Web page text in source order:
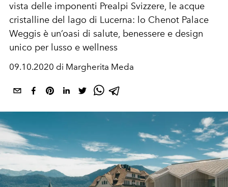
vista delle imponenti Prealpi Svizzere, le acque
cristalline del lago di Lucerna: lo Chenot Palace
Weggis è un’oasi di salute, benessere e design
unico per lusso e wellness
09.10.2020 di Margherita Meda